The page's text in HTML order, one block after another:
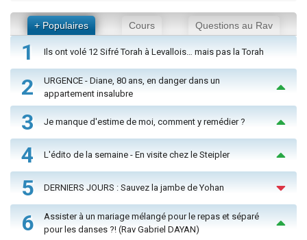
+ Populaires Cours Questions au Rav
1 Ils ont volé 12 Sifré Torah à Levallois… mais pas la Torah
2
URGENCE - Diane, 80 ans, en danger dans un
appartement insalubre
3 Je manque d'estime de moi, comment y remédier ?
4 L'édito de la semaine - En visite chez le Steipler
5 DERNIERS JOURS : Sauvez la jambe de Yohan
6
Assister à un mariage mélangé pour le repas et séparé
pour les danses ?! (Rav Gabriel DAYAN)